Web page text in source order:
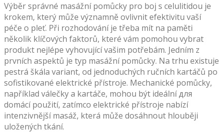
Výběr správné masážní pomůcky pro boj s celulitidou je
krokem, který může významně ovlivnit efektivitu vaší
péče o pleť. Při rozhodování je třeba mít na paměti
několik klíčových faktorů, které vám pomohou vybrat
produkt nejlépe vyhovující vašim potřebám. Jedním z
prvních aspektů je typ masážní pomůcky. Na trhu existuje
pestrá škála variant, od jednoduchých ručních kartáčů po
sofistikované elektrické přístroje. Mechanické pomůcky,
například válečky a kartáče, mohou být ideální для
domácí použití, zatímco elektrické přístroje nabízí
intenzivnější masáž, která může dosáhnout hlouběji
uložených tkání.